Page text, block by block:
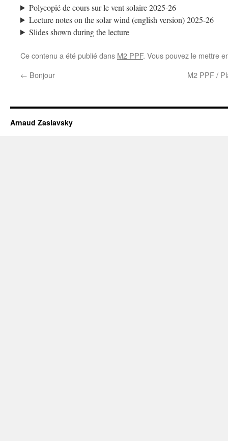
Polycopié de cours sur le vent solaire 2025-26
Lecture notes on the solar wind (english version) 2025-26
Slides shown during the lecture
Ce contenu a été publié dans M2 PPF. Vous pouvez le mettre
← Bonjour M2 PPF /
Arnaud Zaslavsky